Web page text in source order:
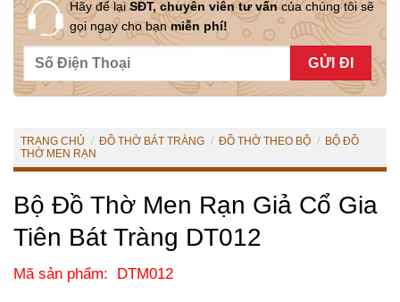
Hãy để lạiSĐT, chuyên viên tư vấncủa chúng tôi sẽ
gọi ngay cho bạnmiễn phí!
TRANG CHỦ / ĐỒ THỜ BÁT TRÀNG / ĐỒ THỜ THEO BỘ / BỘ ĐỒ
THỜ MEN RẠN
Bộ Đồ Thờ Men Rạn Giả Cổ Gia
Tiên Bát Tràng DT012
Mã sản phẩm: DTM012